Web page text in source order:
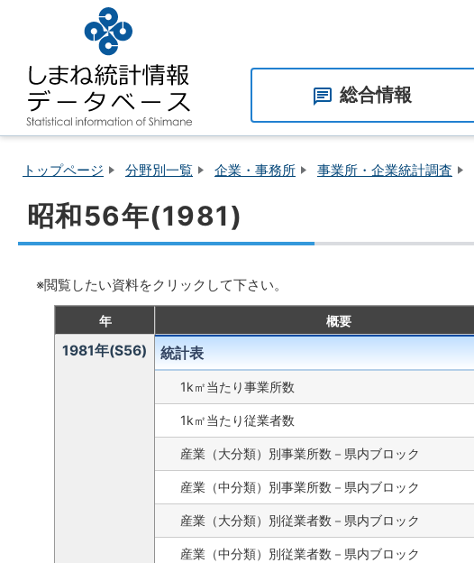
総合情報
都道府県別情報
市町村別情報
しまね統計保管庫
刊行物・その他 （島根県統
トップページ 分野別一覧 企業・事務所 事業所・企業統計調査
昭和56年(1981)
※閲覧したい資料をクリックして下さい。
年 概要
1981年(S56) 統計表
1k㎡当たり事業所数
1k㎡当たり従業者数
産業（大分類）別事業所数－県内ブロック
産業（中分類）別事業所数－県内ブロック
産業（大分類）別従業者数－県内ブロック
産業（中分類）別従業者数－県内ブロック